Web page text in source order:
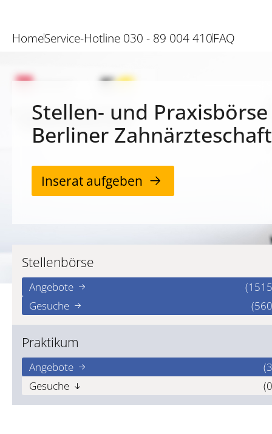
HomeService-Hotline 030 - 89 004 410FAQ
Stellen- und
Berliner Zahnärzteschaft
Inserat aufgeben
Stellenbörse
Angebote
Gesuche
Praktikum
Angebote
Gesuche